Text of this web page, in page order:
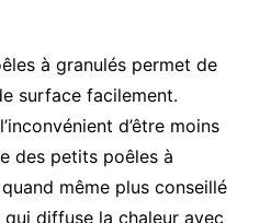
à granulés permet de
surface facilement.
d’être moins
des petits poêles à
même plus conseillé
diffuse la chaleur avec